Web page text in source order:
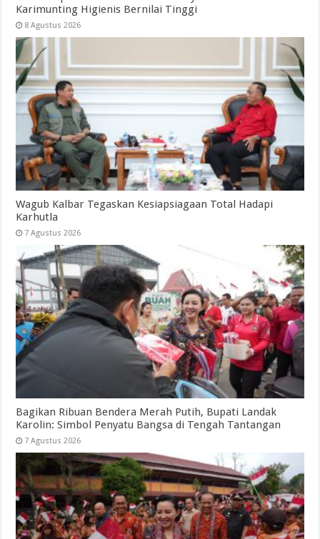
Karimunting Higienis Bernilai Tinggi
8 Agustus 2026
Wagub Kalbar Tegaskan Kesiapsiagaan Total Hadapi
Karhutla
7 Agustus 2026
Bagikan Ribuan Bendera Merah Putih, Bupati Landak
Karolin: Simbol Penyatu Bangsa di Tengah Tantangan
7 Agustus 2026